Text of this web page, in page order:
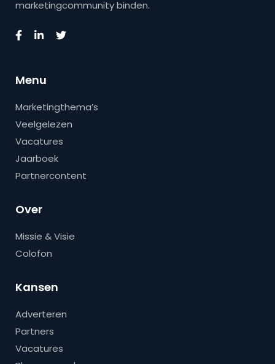
marketingcommunity binden.
Menu
Marketingthema’s
Veelgelezen
Vacatures
Jaarboek
Partnercontent
Over
Missie & Visie
Colofon
Kansen
Adverteren
Partners
Vacatures